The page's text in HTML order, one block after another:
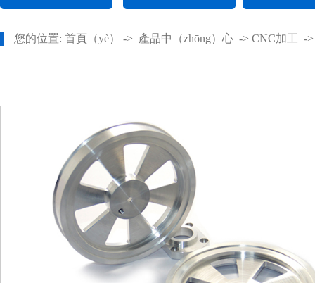
CNC長軸加工
不鏽鋼件CNC加工
鋁件CNC加工
銅件CNC加工
螺母車床加（
您的位置: 首頁（yè） -> 產品中（zhōng）心 -> CNC加工 -